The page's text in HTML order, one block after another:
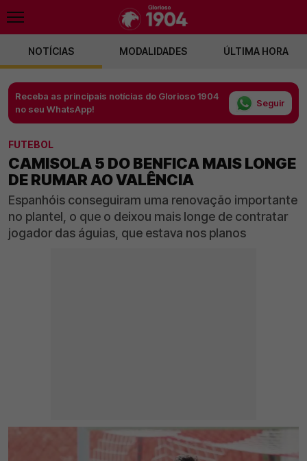
NOTÍCIAS MODALIDADES ÚLTIMA HORA
Receba as principais notícias do Glorioso 1904
no seu WhatsApp!
Seguir
FUTEBOL
CAMISOLA 5 DO BENFICA MAIS LONGE
DE RUMAR AO VALÊNCIA
Espanhóis conseguiram uma renovação importante
no plantel, o que o deixou mais longe de contratar
jogador das águias, que estava nos planos